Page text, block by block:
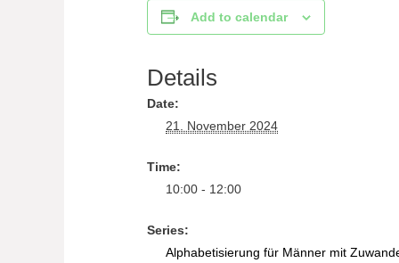
Add to calendar
Details
Date:
21. November 2024
Time:
10:00 - 12:00
Series:
Alphabetisierung für Männer mit